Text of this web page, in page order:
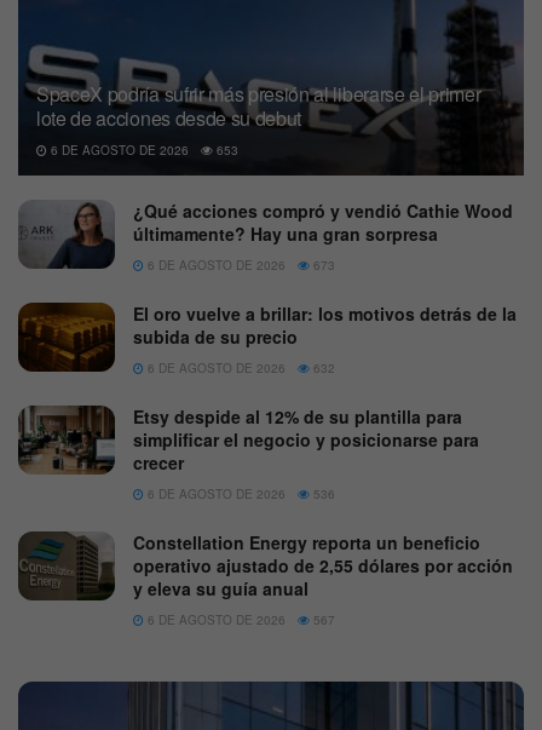
SpaceX podría sufrir más presión al liberarse el primer
lote de acciones desde su debut
6 DE AGOSTO DE 2026 653
¿Qué acciones compró y vendió Cathie Wood
últimamente? Hay una gran sorpresa
6 DE AGOSTO DE 2026 673
El oro vuelve a brillar: los motivos detrás de la
subida de su precio
6 DE AGOSTO DE 2026 632
Etsy despide al 12% de su plantilla para
simplificar el negocio y posicionarse para
crecer
6 DE AGOSTO DE 2026 536
Constellation Energy reporta un beneficio
operativo ajustado de 2,55 dólares por acción
y eleva su guía anual
6 DE AGOSTO DE 2026 567